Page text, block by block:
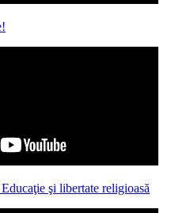
şi libertate religioasă